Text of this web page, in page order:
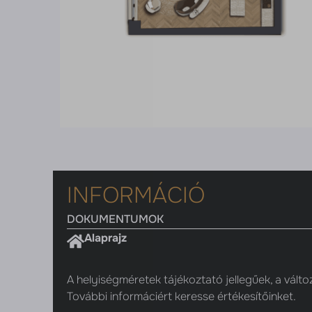
INFORMÁCIÓ
DOKUMENTUMOK
Alaprajz
A helyiségméretek tájékoztató jellegűek, a
További informáciért keresse értékesítőinket.